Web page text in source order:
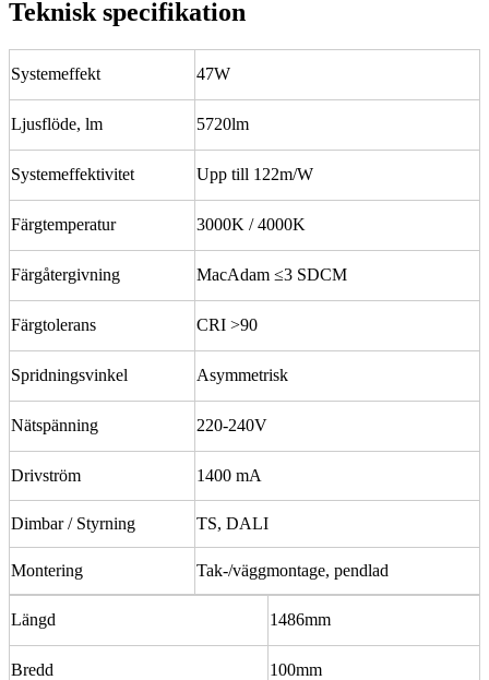
Teknisk specifikation
Systemeffekt 47W
Ljusflöde, lm 5720lm
Systemeffektivitet Upp till 122m/W
Färgtemperatur 3000K / 4000K
Färgåtergivning MacAdam ≤3 SDCM
Färgtolerans CRI >90
Spridningsvinkel Asymmetrisk
Nätspänning 220-240V
Drivström 1400 mA
Dimbar / Styrning TS, DALI
Montering Tak-/väggmontage, pendlad
Längd 1486mm
Bredd 100mm